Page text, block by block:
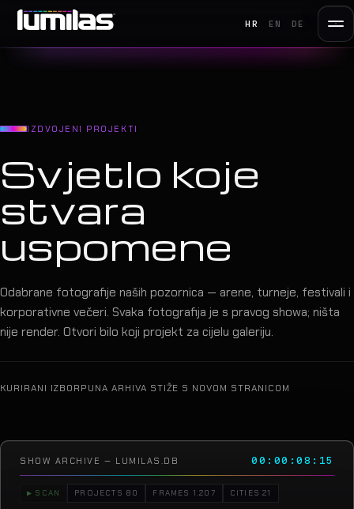
HR EN DE
IZDVOJENI PROJEKTI
Svjetlo koje
stvara
uspomene
Odabrane fotografije naših pozornica — arene, turneje, festivali i
korporativne večeri. Svaka fotografija je s pravog showa; ništa
nije render. Otvori bilo koji projekt za cijelu galeriju.
KURIRANI IZBORPUNA ARHIVA STIŽE S NOVOM STRANICOM
SHOW ARCHIVE — LUMILAS.DB 00:00:10:18
▶ SCAN PROJECTS 80 FRAMES 1.207 CITIES 21